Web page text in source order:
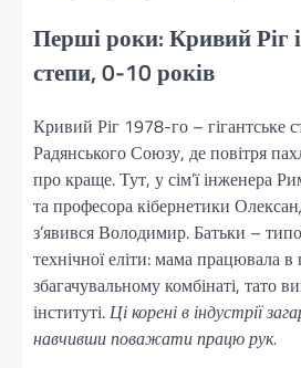
Перші роки: Кривий Ріг
степи, 0-10 років
Кривий Ріг 1978-го – гігантське
Радянського Союзу, де повітря
про краще. Тут, у сім’ї інженера
та професора кібернетики
з’явився Володимир. Батьки –
технічної еліти: мама працювала в
збагачувальному комбінаті, тато
інституті.Ці корені в індустрії
навчивши поважати працю рук.